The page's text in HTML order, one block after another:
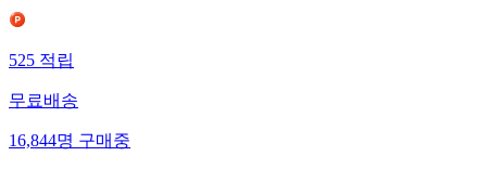
525 적립
무료배송
16,844명 구매중